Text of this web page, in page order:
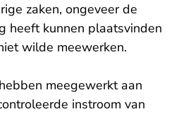
zaken, ongeveer de
heeft kunnen plaatsvinden
wilde meewerken.
meegewerkt aan
instroom van